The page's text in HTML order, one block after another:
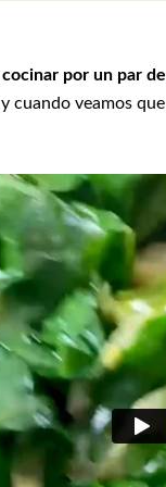
cocinar por un par
y cuando veamos